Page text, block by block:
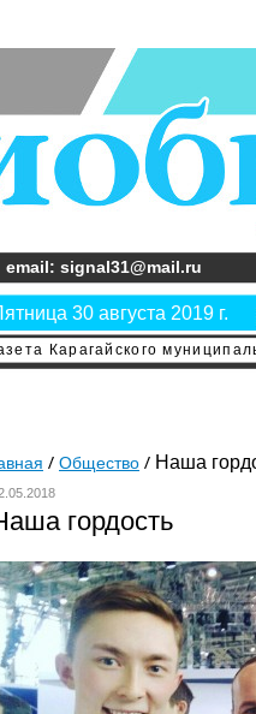
Карагайского
30 августа 2019 г.
email: signal31@mail.ru
Общество Наша
гордость